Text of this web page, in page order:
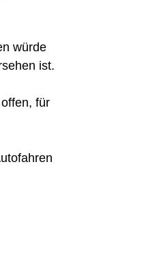
würde
ist.
für